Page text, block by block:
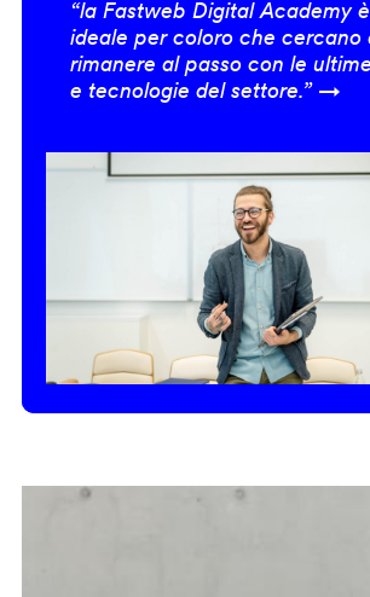
“la Fastweb Digital Academy
ideale per coloro che cercano
rimanere al passo con le
e tecnologie del settore.” →